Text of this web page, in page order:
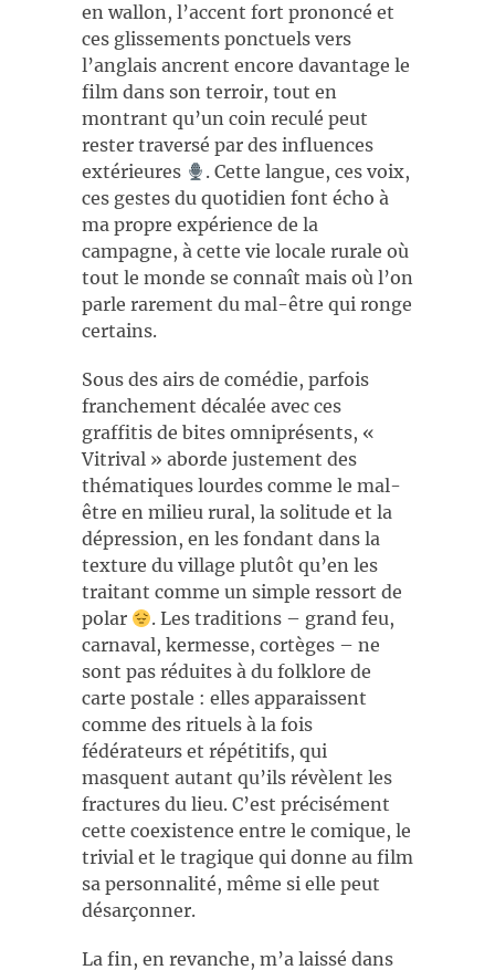
en wallon, l’accent fort prononcé et
ces glissements ponctuels vers
l’anglais ancrent encore davantage le
film dans son terroir, tout en
montrant qu’un coin reculé peut
rester traversé par des influences
extérieures
. Cette langue, ces voix,
ces gestes du quotidien font écho à
ma propre expérience de la
campagne, à cette vie locale rurale où
tout le monde se connaît mais où l’on
parle rarement du mal-être qui ronge
certains.
Sous des airs de comédie, parfois
franchement décalée avec ces
graffitis de bites omniprésents, «
Vitrival » aborde justement des
thématiques lourdes comme le mal-
être en milieu rural, la solitude et la
dépression, en les fondant dans la
texture du village plutôt qu’en les
traitant comme un simple ressort de
polar
. Les traditions – grand feu,
carnaval, kermesse, cortèges – ne
sont pas réduites à du folklore de
carte postale : elles apparaissent
comme des rituels à la fois
fédérateurs et répétitifs, qui
masquent autant qu’ils révèlent les
fractures du lieu. C’est précisément
cette coexistence entre le comique, le
trivial et le tragique qui donne au film
sa personnalité, même si elle peut
désarçonner.
La fin, en revanche, m’a laissé dans